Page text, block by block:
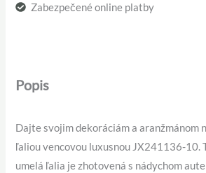
Zabezpečené online platby
Popis
Dajte svojim dekoráciám a aranžmánom
ľaliou vencovou luxusnou JX241136-10.
umelá ľalia je zhotovená s nádychom